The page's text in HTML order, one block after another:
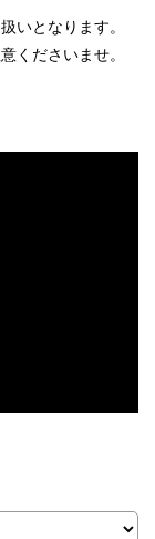
いとなります。
くださいませ。